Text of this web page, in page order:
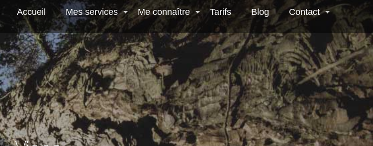
Jump to navigation
Accueil Mes services Me connaître Tarifs Blog Contact